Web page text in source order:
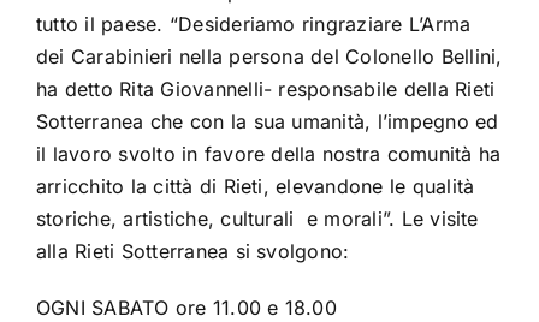
tutto il paese. “Desideriamo ringraziare L’Arma
dei Carabinieri nella persona del Colonello Bellini,
ha detto Rita Giovannelli- responsabile della Rieti
Sotterranea che con la sua umanità, l’impegno ed
il lavoro svolto in favore della nostra comunità ha
arricchito la città di Rieti, elevandone le qualità
storiche, artistiche, culturali e morali”. Le visite
alla Rieti Sotterranea si svolgono:
OGNI SABATO ore 11.00 e 18.00